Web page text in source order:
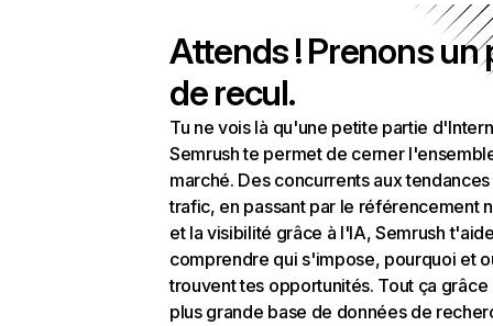
Attends ! Prenons un
de recul.
Tu ne vois là qu'une petite partie
Semrush te permet de cerner
marché. Des concurrents aux
trafic, en passant par le référencement
et la visibilité grâce à l'IA, Semrush
comprendre qui s'impose, pourquoi et
trouvent tes opportunités. Tout ça grâce
plus grande base de données de